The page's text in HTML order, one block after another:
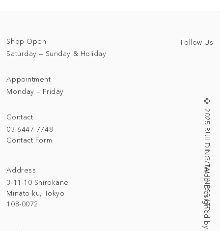
Address
3-11-10 Shirokane
Minato-ku, Tokyo
108-0072
© 2025 BUILDING/TALLNESS LTD.
Contact
03-6447-7748
Contact Form
Shop Open
Saturday — Sunday & Holiday
Appointment
Monday — Friday
Follow Us